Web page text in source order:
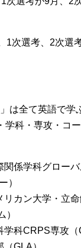
1次選考、2次選
は全て英語で学
学科・専攻・コ
関係学科グロー
）
リカン大学・立
）
科CRPS専攻（